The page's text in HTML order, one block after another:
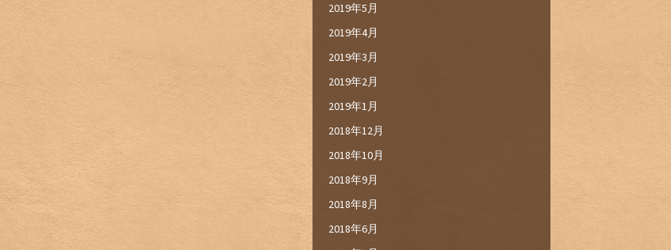
2019年5月
2019年4月
2019年3月
2019年2月
2019年1月
2018年12月
2018年10月
2018年9月
2018年8月
2018年6月